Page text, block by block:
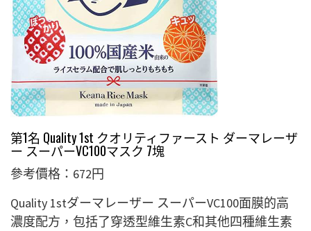
第1名 Quality 1st クオリティファースト ダーマレーザ
ー スーパーVC100マスク 7塊
參考價格：672円
Quality 1stダーマレーザー スーパーVC100面膜的高
濃度配方，包括了穿透型維生素C和其他四種維生素